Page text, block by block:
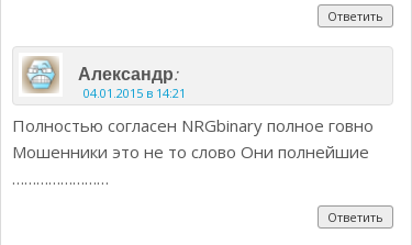
Ответить
Александр:
04.01.2015 в 14:21
Полностью согласен NRGbinary полное говно
Мошенники это не то слово Они полнейшие
……………………
Ответить